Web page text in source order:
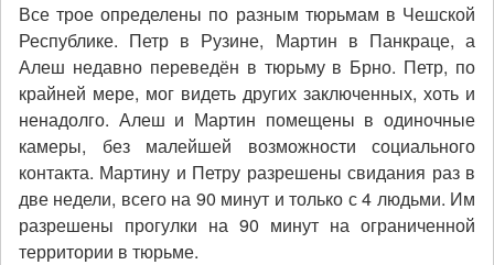
Все трое определены по разным тюрьмам в Чешской
Республике. Петр в Рузине, Мартин в Панкраце, а
Алеш недавно переведён в тюрьму в Брно. Петр, по
крайней мере, мог видеть других заключенных, хоть и
ненадолго. Алеш и Мартин помещены в одиночные
камеры, без малейшей возможности социального
контакта. Мартину и Петру разрешены свидания раз в
две недели, всего на 90 минут и только с 4 людьми. Им
разрешены прогулки на 90 минут на ограниченной
территории в тюрьме.